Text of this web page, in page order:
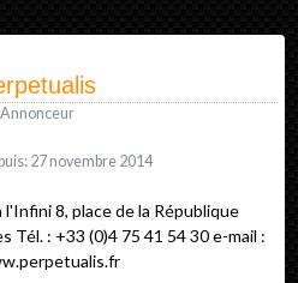
Annonceur
27 novembre 2014
l'Infini 8, place de la République
Tél. : +33 (0)4 75 41 54 30 e-mail :